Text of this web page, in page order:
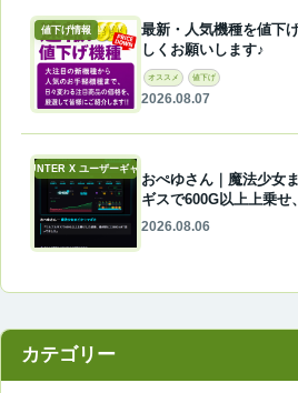
値下げ情報
最新・人気機種を値下
しくお願いします♪
オススメ 値下げ
2026.08.07
A-COUNTER X ユーザーギャラリー
おぺゆさん｜魔法少
ギスで600G以上上乗せ
2026.08.06
カテゴリー